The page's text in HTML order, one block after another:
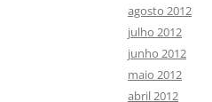
agosto 2012
julho 2012
junho 2012
maio 2012
abril 2012